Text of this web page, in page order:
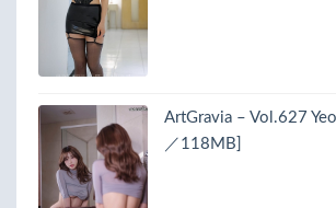
ArtGravia – Vol.627
／118MB]